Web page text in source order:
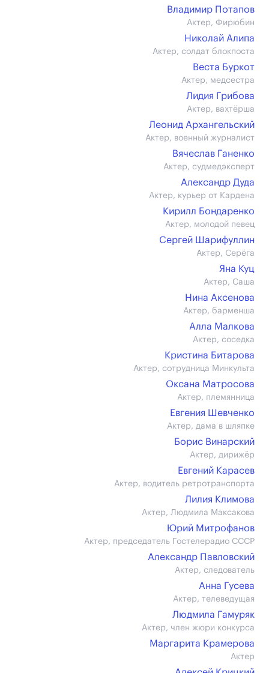
Владимир Потапов
Актер, Фирюбин
Николай Алипа
Актер, солдат блокпоста
Веста Буркот
Актер, медсестра
Лидия Грибова
Актер, вахтёрша
Леонид Архангельский
Актер, военный журналист
Вячеслав Ганенко
Актер, судмедэксперт
Александр Дуда
Актер, курьер от Кардена
Кирилл Бондаренко
Актер, молодой певец
Сергей Шарифуллин
Актер, Серёга
Яна Куц
Актер, Саша
Нина Аксенова
Актер, барменша
Алла Малкова
Актер, соседка
Кристина Битарова
Актер, сотрудница Минкульта
Оксана Матросова
Актер, племянница
Евгения Шевченко
Актер, дама в шляпке
Борис Винарский
Актер, дирижёр
Евгений Карасев
Актер, водитель ретротранспорта
Лилия Климова
Актер, Людмила Максакова
Юрий Митрофанов
Актер, председатель Гостелерадио СССР
Александр Павловский
Актер, следователь
Анна Гусева
Актер, телеведущая
Людмила Гамуряк
Актер, член жюри конкурса
Маргарита Крамерова
Актер